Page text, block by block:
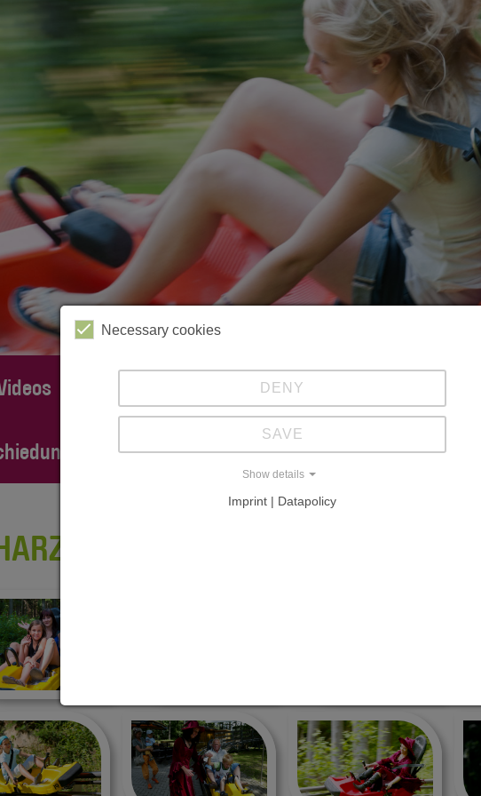
Kabinenbahn Sessellift
Familie Tietz
Necessary cookies
DENY
SAVE
Show details
Imprint | Datapolicy